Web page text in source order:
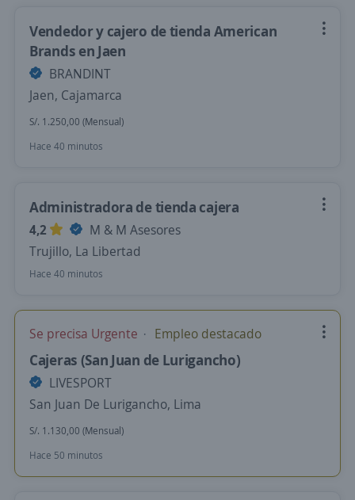
Vendedor y cajero de tienda American
Brands en Jaen
BRANDINT
Jaen, Cajamarca
S/. 1.250,00 (Mensual)
Hace 40 minutos
Administradora de tienda cajera
4,2
M & M Asesores
Trujillo, La Libertad
Hace 40 minutos
Se precisa Urgente Empleo destacado
Cajeras (San Juan de Lurigancho)
LIVESPORT
San Juan De Lurigancho, Lima
S/. 1.130,00 (Mensual)
Hace 50 minutos